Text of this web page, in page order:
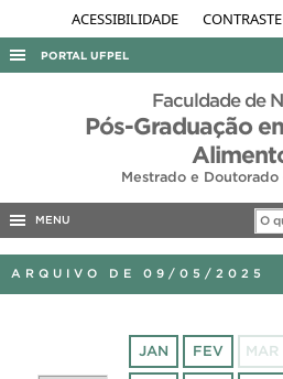
ACESSIBILIDADE CONTRASTE
PORTAL UFPEL
ACESSO À INFORMAÇÃO
AUDITORIA
CONCURSOS
INTERNACIONAL
Faculdade de
Pós-Graduação
Mestrado e
MENU
ARQUIVO DE 09/05/2025
JAN FEV MAR